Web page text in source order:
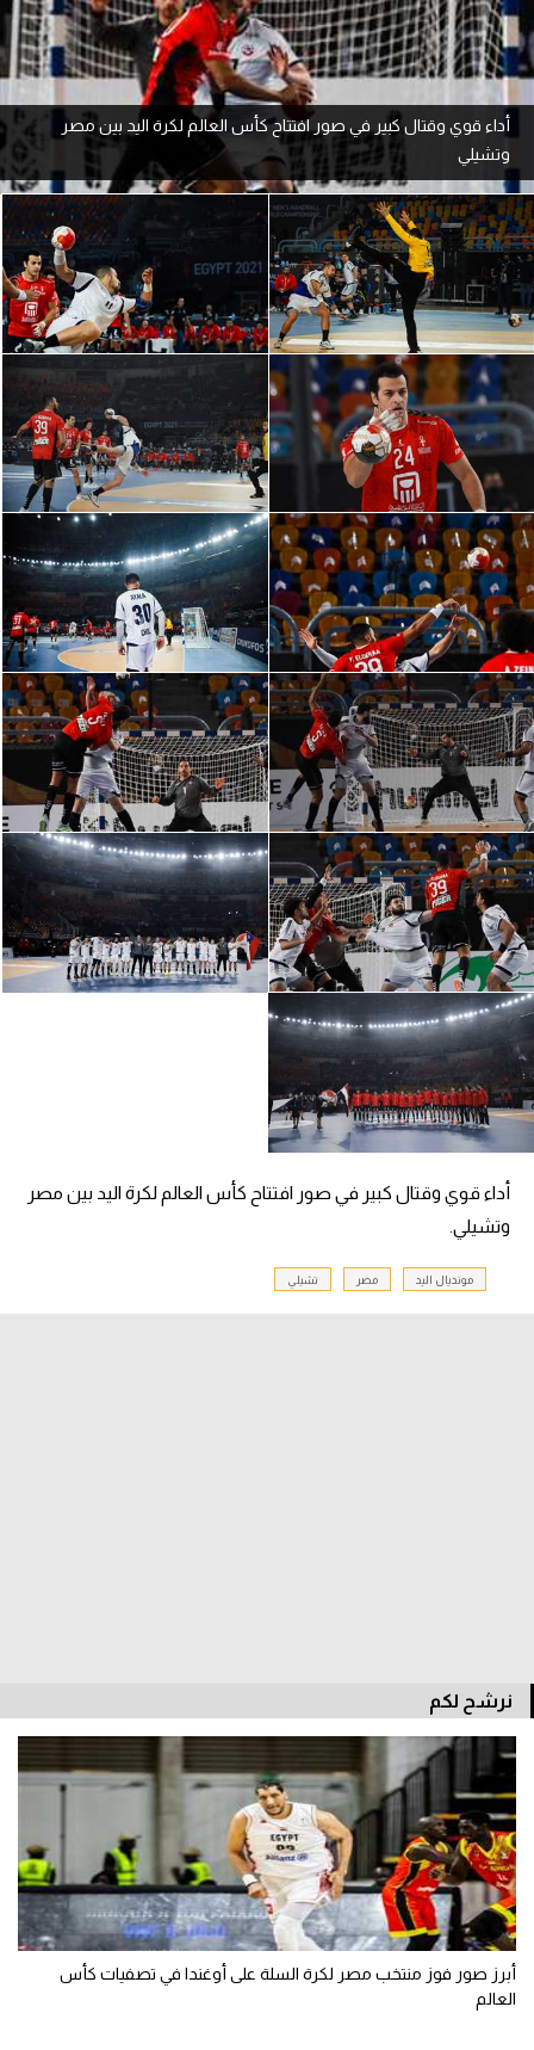
آراء حرة
ركن الألعاب
بطولات
أمريكا 2026
الدوري المصري
الدوري الإنجليزي الممتاز
الدوري الإسباني
الدوري الإيطالي
الدوري الألماني
الدوري الفرنسي
الدوري السعودي للمحترفين
دوري أبطال أوروبا
دوري أبطال إفريقيا
كل البطولات
أقسام
الكرة المصرية
الدوري المصري
الكرة الأوروبية
الكرة الإفريقية
منتخب مصر
سعودي في الجول
الدوري الإنجليزي
الدوري الإسباني
دوري أبطال أوروبا
القسم الثاني
رياضة نسائية
آسيا
أمريكا
ركن الألعاب
أقسام خاصة
Gamers
أداء قوي وقتال كبير في صور افتتاح كأس العالم لكرة اليد بين مصر
وتشيلي
أداء قوي وقتال كبير في صور افتتاح كأس العالم لكرة اليد بين مصر
وتشيلي.
مونديال اليد مصر تشيلي
نرشح لكم
أبرز صور فوز منتخب مصر لكرة السلة على أوغندا في تصفيات كأس
العالم